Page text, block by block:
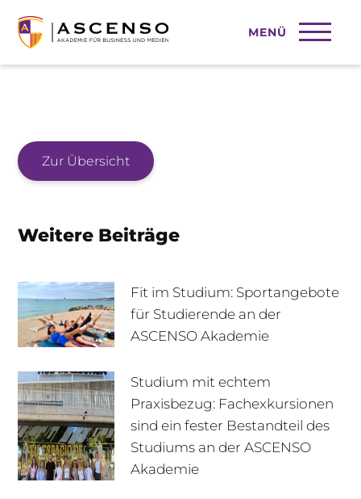
MENÜ
Personalpsychologie
Zur Übersicht
Weitere Beiträge
Fit im Studium: Sportangebote
für Studierende an der
ASCENSO Akademie
Studium mit echtem
Praxisbezug: Fachexkursionen
sind ein fester Bestandteil des
Studiums an der ASCENSO
Akademie